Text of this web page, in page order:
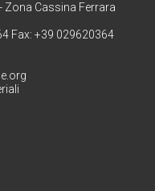
Zona Cassina Ferrara
Fax: +39 029620364